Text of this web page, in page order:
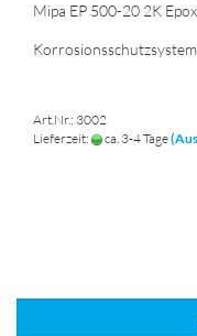
Mipa EP 500-20 2K
Korrosionsschutzsystem
Art.Nr.: 3002
Lieferzeit:
ca. 3-4 Tage